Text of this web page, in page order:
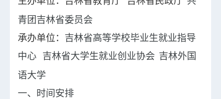
青团吉林省委员会
承办单位： 吉林省高等学校毕业生就业指导
中心
吉林省大学生就业创业协会 吉林外国
语大学
一、时间安排